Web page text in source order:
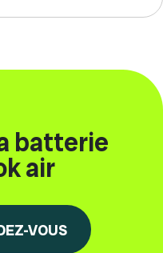
batterie
air
VOUS